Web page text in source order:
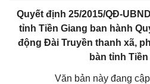
Quyết định 25/2015/QĐ-
tỉnh Tiền Giang ban hành
động Đài Truyền thanh xã,
bàn tỉnh
Văn bản này đang